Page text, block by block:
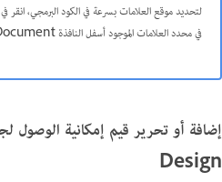
لتحديد موقع العلامات بسرعة في الكود البرمجي، انقر
في محدد العلامات الموجود أسفل النافذة Document.
إضافة أو تحرير قيم إمكانية
Design